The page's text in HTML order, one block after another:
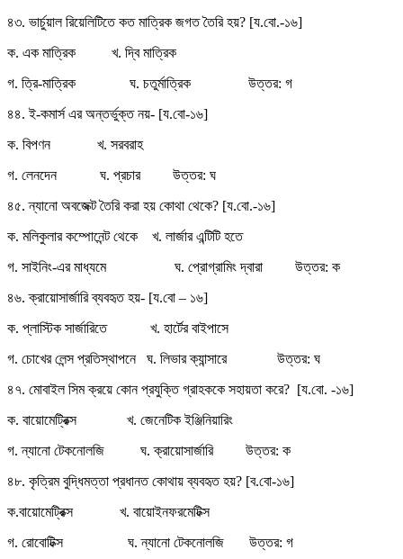
৪৩. ভার্চুয়াল রিয়েলিটিতে কত মাত্রিক জগত তৈরি হয়? [য.বো.-১৬]
ক. এক মাত্রিক খ. দ্বি মাত্রিক
গ. ত্রি-মাত্রিক ঘ. চতুর্মাত্রিক উত্তর: গ
৪৪. ই-কমার্স এর অন্তর্ভুক্ত নয়- [য.বো-১৬]
ক. বিপণন খ. সরবরাহ
গ. লেনদেন ঘ. প্রচার উত্তর: ঘ
৪৫. ন্যানো অবজেক্ট তৈরি করা হয় কোথা থেকে? [য.বো.-১৬]
ক. মলিকুলার কম্পোনেন্ট থেকে খ. লার্জার এন্টিটি হতে
গ. সাইনিং-এর মাধ্যমে ঘ. প্রোগ্রামিং দ্বারা উত্তর: ক
৪৬. ক্রায়োসার্জারি ব্যবহৃত হয়- [য.বো – ১৬]
ক. প্লাস্টিক সার্জারিতে খ. হার্টের বাইপাসে
গ. চোখের লেন্স প্রতিস্থাপনে ঘ. লিভার ক্যান্সারে উত্তর: ঘ
৪৭. মোবাইল সিম ক্রয়ে কোন প্রযুক্তি গ্রাহককে সহায়তা করে? [য.বো. -১৬]
ক. বায়োমেট্রিক্স খ. জেনেটিক ইঞ্জিনিয়ারিং
গ. ন্যানো টেকনোলজি ঘ. ক্রায়োসার্জারি উত্তর: ক
৪৮. কৃত্রিম বুদ্ধিমত্তা প্রধানত কোথায় ব্যবহৃত হয়? [ব.বো-১৬]
ক.বায়োমেট্রিক্স খ. বায়োইনফরমেটিক্স
গ. রোবোটিক্স ঘ. ন্যানো টেকনোলজি উত্তর: গ